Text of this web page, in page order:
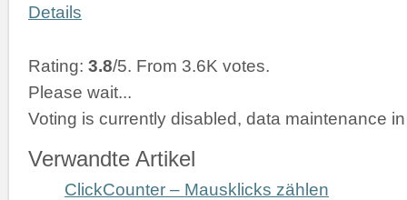
Details
Rating: 3.8/5. From 3.6K votes.
Please wait...
Voting is currently disabled, data maintenance
Verwandte Artikel
ClickCounter – Mausklicks zählen